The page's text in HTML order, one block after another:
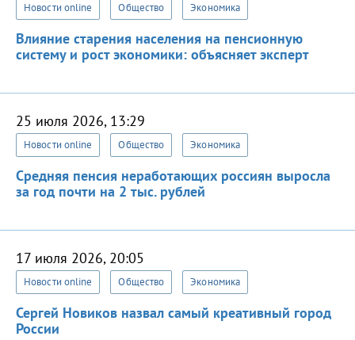
Новости online Общество Экономика
Влияние старения населения на пенсионную
систему и рост экономики: объясняет эксперт
25 июля 2026, 13:29
Новости online Общество Экономика
Средняя пенсия неработающих россиян выросла
за год почти на 2 тыс. рублей
17 июля 2026, 20:05
Новости online Общество Экономика
Сергей Новиков назвал самый креативный город
России